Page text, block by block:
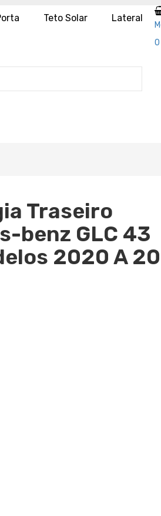
Teto Solar Lateral
0
Traseiro
benz GLC 43
2020 A